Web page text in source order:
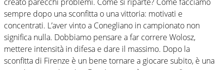
sempre dopo una sconfitta o una vittoria: motivati e
concentrati. L’aver vinto a Conegliano in campionato non
significa nulla. Dobbiamo pensare a far correre Wolosz,
mettere intensità in difesa e dare il massimo. Dopo la
sconfitta di Firenze è un bene tornare a giocare subito, è una